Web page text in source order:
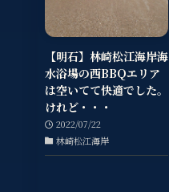
【明石】林崎松江海岸海
水浴場の西BBQエリア
は空いてて快適でした。
けれど・・・
2022/07/22
林崎松江海岸